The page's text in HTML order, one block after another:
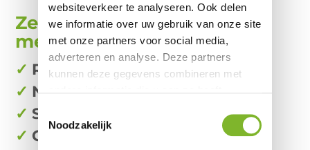
websiteverkeer te analyseren. Ook delen
we informatie over uw gebruik van onze site
met onze partners voor social media,
adverteren en analyse. Deze partners
kunnen deze gegevens combineren met
basis van uw gebruik van hun services.
Toestemmingsselectie
Noodzakelijk
Zeer geschikt voor mensen
met:
✓ Rugklachten
✓ Nekklachten
✓Spierpijnen
✓ Circulatiestoornissen